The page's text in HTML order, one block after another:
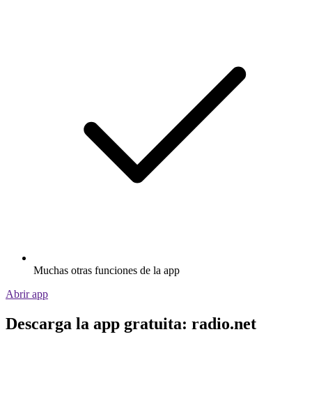
Muchas otras funciones de la app
Abrir app
Descarga la app gratuita: radio.net